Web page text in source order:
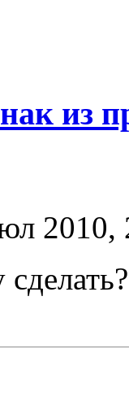
из
2010,